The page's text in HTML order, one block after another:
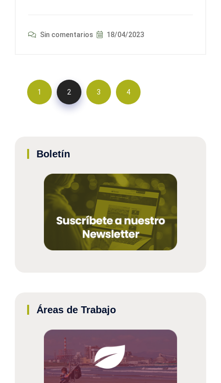
Sin comentarios 18/04/2023
1 2 3 4
Boletín
Áreas de Trabajo